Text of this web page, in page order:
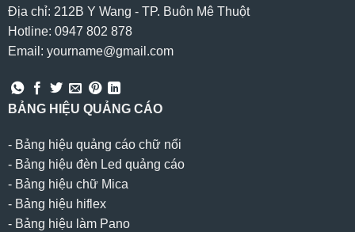
Địa chỉ: 212B Y Wang - TP. Buôn Mê Thuột
Hotline: 0947 802 878
Email: yourname@gmail.com
BẢNG HIỆU QUẢNG CÁO
- Bảng hiệu quảng cáo chữ nổi
- Bảng hiệu đèn Led quảng cáo
- Bảng hiệu chữ Mica
- Bảng hiệu hiflex
- Bảng hiệu làm Pano